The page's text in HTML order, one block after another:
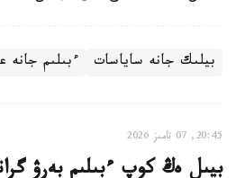
بيلىك جانە ساياسات ءبىلىم جانە
20:45, 07 تامىز 2026
بيىل ەڭ كوپ ءبىلىم بەرۋ